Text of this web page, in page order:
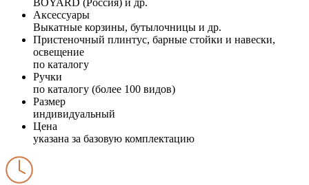
Аксессуары
Выкатные корзины, бутылочницы и др.
Пристеночный плинтус, барные стойки и навески,
освещение
по каталогу
Ручки
по каталогу (более 100 видов)
Размер
индивидуальный
Цена
указана за базовую комплектацию